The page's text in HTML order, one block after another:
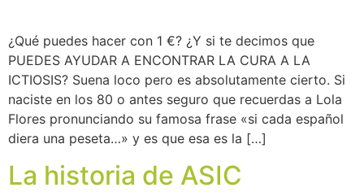
¿Qué puedes hacer con 1 €? ¿Y si te decimos que
PUEDES AYUDAR A ENCONTRAR LA CURA A LA
ICTIOSIS? Suena loco pero es absolutamente cierto. Si
naciste en los 80 o antes seguro que recuerdas a Lola
Flores pronunciando su famosa frase «si cada español
diera una peseta…» y es que esa es la […]
La historia de ASIC